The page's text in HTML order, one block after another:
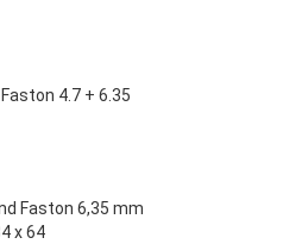
4.7 + 6.35
Faston 6,35 mm
x 64